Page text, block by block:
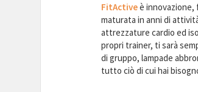
FitActiveè innovazione,
maturata in anni di
attrezzature cardio ed
propri trainer, ti sarà
di gruppo, lampade
tutto ciò di cui hai